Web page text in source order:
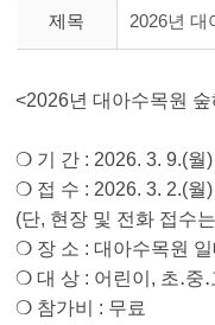
제목 2026년 대
<2026년 대아수목원
❍ 기 간 : 2026. 3. 9.(월
❍ 접 수 : 2026. 3. 2.(월
(단, 현장 및 전화 접수
❍ 장 소 : 대아수목원 일
❍ 대 상 : 어린이, 초․중
❍ 참가비 : 무료